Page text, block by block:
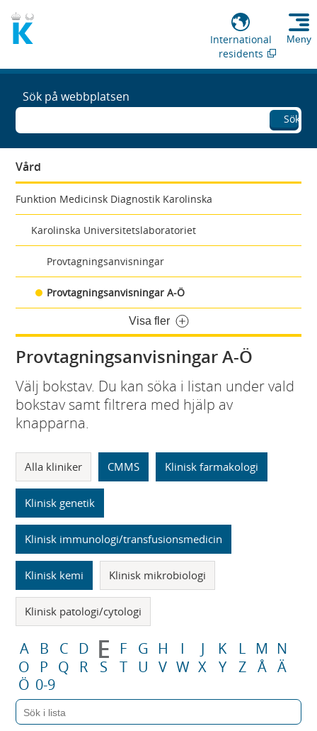
International
residents
Meny
Sök på webbplatsen
Sök
Vård
Funktion Medicinsk Diagnostik Karolinska
Karolinska Universitetslaboratoriet
Provtagningsanvisningar
Provtagningsanvisningar A-Ö
Visa fler
Provtagningsanvisningar A-Ö
Välj bokstav. Du kan söka i listan under vald
bokstav samt filtrera med hjälp av
knapparna.
Alla kliniker CMMS Klinisk farmakologi
Klinisk genetik
Klinisk immunologi/transfusionsmedicin
Klinisk kemi Klinisk mikrobiologi
Klinisk patologi/cytologi
A B C D E F G H I J K L M N
O
P Q R S T U V W X Y Z Å Ä
Ö 0-9